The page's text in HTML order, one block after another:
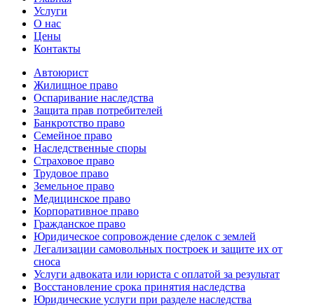
Услуги
О нас
Цены
Контакты
Автоюрист
Жилищное право
Оспаривание наследства
Защита прав потребителей
Банкротство право
Семейное право
Наследственные споры
Страховое право
Трудовое право
Земельное право
Медицинское право
Корпоративное право
Гражданское право
Юридическое сопровождение сделок с землей
Легализации самовольных построек и защите их от
сноса
Услуги адвоката или юриста с оплатой за результат
Восстановление срока принятия наследства
Юридические услуги при разделе наследства